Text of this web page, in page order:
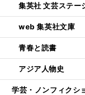
集英社 文芸ステー
web 集英社文庫
青春と読書
アジア人物史
学芸・ノンフィクシ